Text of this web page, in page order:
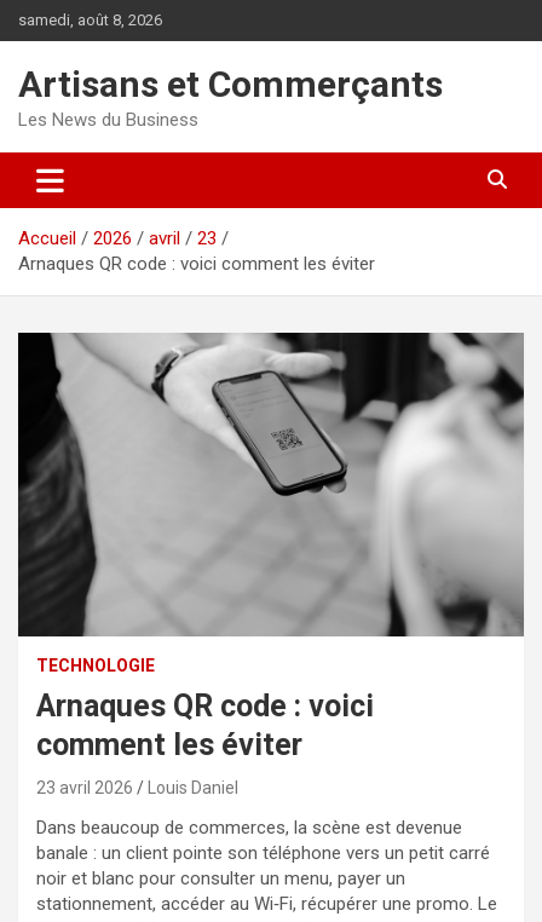
au
samedi, août 8, 2026
Artisans et Commerçants
Les News du Business
Accueil 2026 avril
23
Arnaques QR code : voici comment les éviter
TECHNOLOGIE
Arnaques QR code : voici
comment les éviter
23 avril 2026 Louis Daniel
Dans beaucoup de commerces, la scène est devenue
banale : un client pointe son téléphone vers un petit carré
noir et blanc pour consulter un menu, payer un
stationnement, accéder au Wi‑Fi, récupérer une promo. Le